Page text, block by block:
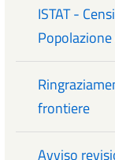
ISTAT -
frontiere
Avviso